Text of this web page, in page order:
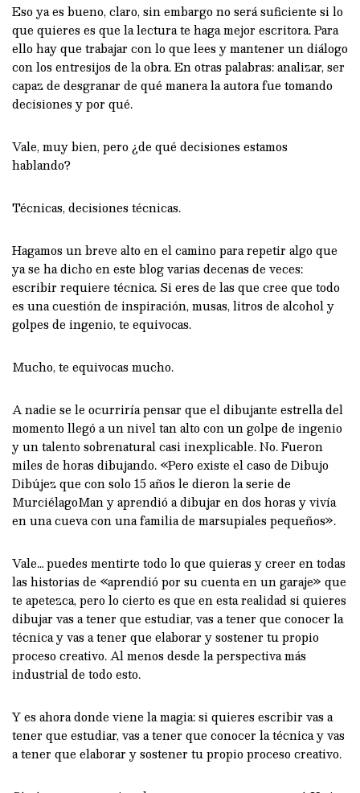
Eso ya es bueno, claro, sin embargo no será suficiente si lo
que quieres es que la lectura te haga mejor escritora. Para
ello hay que trabajar con lo que lees y mantener un diálogo
con los entresijos de la obra. En otras palabras: analizar, ser
capaz de desgranar de qué manera la autora fue tomando
decisiones y por qué.
Vale, muy bien, pero ¿de qué decisiones estamos
hablando?
Técnicas, decisiones técnicas.
Hagamos un breve alto en el camino para repetir algo que
ya se ha dicho en este blog varias decenas de veces:
escribir requiere técnica. Si eres de las que cree que todo
es una cuestión de inspiración, musas, litros de alcohol y
golpes de ingenio, te equivocas.
Mucho, te equivocas mucho.
A nadie se le ocurriría pensar que el dibujante estrella del
momento llegó a un nivel tan alto con un golpe de ingenio
y un talento sobrenatural casi inexplicable. No. Fueron
miles de horas dibujando. «Pero existe el caso de Dibujo
Dibújez que con solo 15 años le dieron la serie de
MurciélagoMan y aprendió a dibujar en dos horas y vivía
en una cueva con una familia de marsupiales pequeños».
Vale… puedes mentirte todo lo que quieras y creer en todas
las historias de «aprendió por su cuenta en un garaje» que
te apetezca, pero lo cierto es que en esta realidad si quieres
dibujar vas a tener que estudiar, vas a tener que conocer la
técnica y vas a tener que elaborar y sostener tu propio
proceso creativo. Al menos desde la perspectiva más
industrial de todo esto.
Y es ahora donde viene la magia: si quieres escribir vas a
tener que estudiar, vas a tener que conocer la técnica y vas
a tener que elaborar y sostener tu propio proceso creativo.